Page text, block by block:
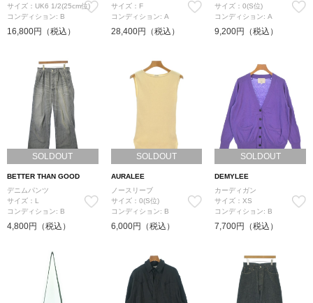
サイズ：UK6 1/2(25cm位)
コンディション: B
16,800円（税込）
サイズ：F
コンディション: A
28,400円（税込）
サイズ：0(S位)
コンディション: A
9,200円（税込）
SOLDOUT
BETTER THAN GOOD
デニムパンツ
サイズ：L
コンディション: B
4,800円（税込）
SOLDOUT
AURALEE
ノースリーブ
サイズ：0(S位)
コンディション: B
6,000円（税込）
SOLDOUT
DEMYLEE
カーディガン
サイズ：XS
コンディション: B
7,700円（税込）